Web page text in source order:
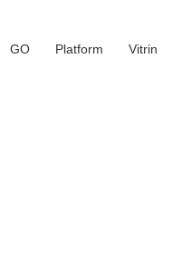
GO Platform Vitrin